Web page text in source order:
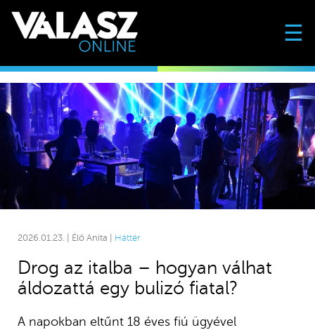
☰
2026.01.23. | Élő Anita | Háttér
Drog az italba – hogyan válhat
áldozattá egy bulizó fiatal?
A napokban eltűnt 18 éves fiú ügyével